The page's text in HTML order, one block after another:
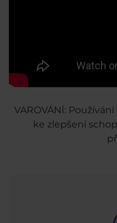
VAROVÁNÍ:
ke zlepšení